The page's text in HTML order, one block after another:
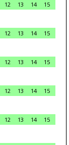
12 13 14
15
12 13 14
15
12 13 14
15
12 13 14
15
12 13 14
15